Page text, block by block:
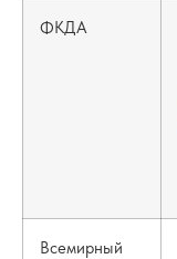
ФКДА
Всемирный